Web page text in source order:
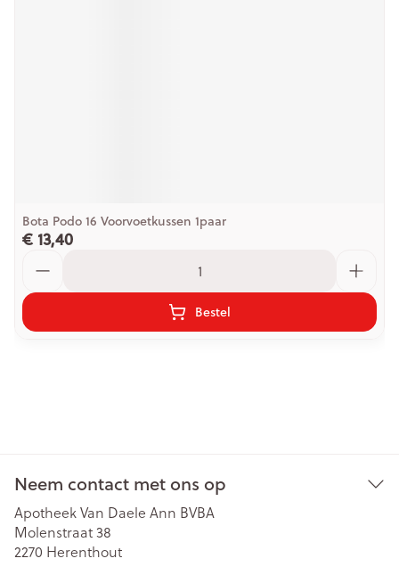
Bota Podo 16 Voorvoetkussen 1paar
€ 13,40
Bestel
Neem contact met ons op
Apotheek Van Daele Ann BVBA
Molenstraat 38
2270 Herenthout